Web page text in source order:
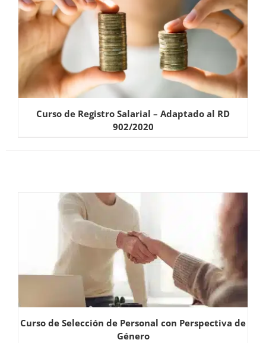
Curso de Registro Salarial – Adaptado al RD
902/2020
Curso de Selección de Personal con Perspectiva de
Género